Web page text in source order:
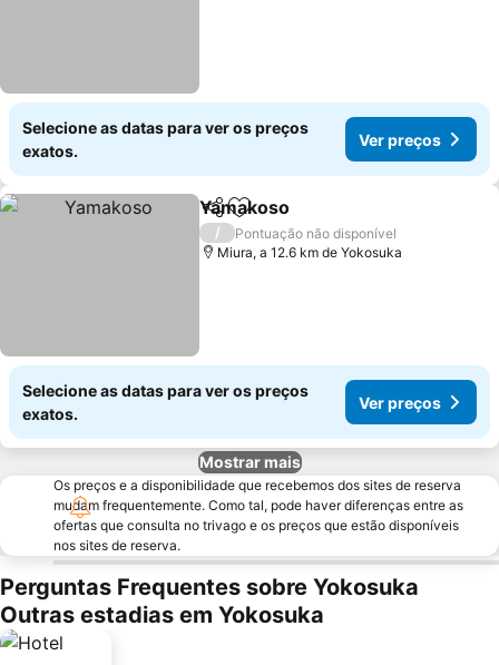
Selecione as datas para ver os preços
exatos.
Ver preços
PartilharAdicionar aos favoritos
Yamakoso
/
Pontuação não disponível
Miura, a 12.6 km de Yokosuka
Selecione as datas para ver os preços
exatos.
Ver preços
Mostrar mais
Os preços e a disponibilidade que recebemos dos sites de reserva
mudam frequentemente. Como tal, pode haver diferenças entre as
ofertas que consulta no trivago e os preços que estão disponíveis
nos sites de reserva.
Perguntas Frequentes sobre Yokosuka
Outras estadias em Yokosuka